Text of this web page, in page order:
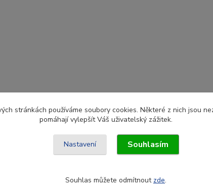
stránkách používáme soubory cookies. Některé z nich jsou
pomáhají vylepšít Váš uživatelský zážitek.
Nastavení Souhlasím
Souhlas můžete odmítnout zde.